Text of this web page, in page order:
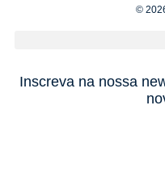
©
Inscreva na nossa